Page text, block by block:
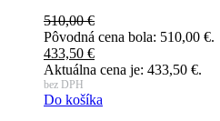
510,00€
Pôvodná cena bola: 510,00 €.
433,50 €
Aktuálna cena je: 433,50 €.
bez DPH
Do košíka